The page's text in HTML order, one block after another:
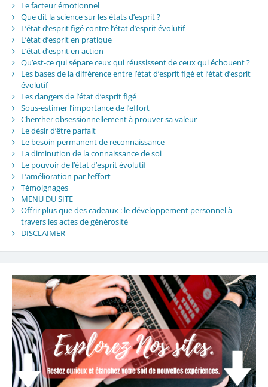
Le facteur émotionnel
Que dit la science sur les états d’esprit ?
L’état d’esprit figé contre l’état d’esprit évolutif
L’état d’esprit en pratique
L’état d’esprit en action
Qu’est-ce qui sépare ceux qui réussissent de ceux qui échouent ?
Les bases de la différence entre l’état d’esprit figé et l’état d’esprit
évolutif
Les dangers de l’état d’esprit figé
Sous-estimer l’importance de l’effort
Chercher obsessionnellement à prouver sa valeur
Le désir d’être parfait
Le besoin permanent de reconnaissance
La diminution de la connaissance de soi
Le pouvoir de l’état d’esprit évolutif
L’amélioration par l’effort
Témoignages
MENU DU SITE
Offrir plus que des cadeaux : le développement personnel à
travers les actes de générosité
DISCLAIMER